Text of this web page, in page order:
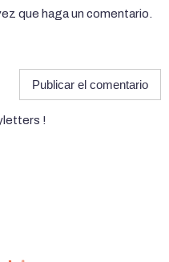
que haga un comentario.
!